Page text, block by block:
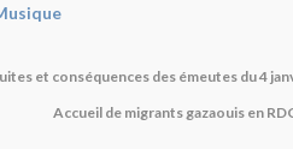
et conséquences des émeutes du 4
Accueil de migrants gazaouis en